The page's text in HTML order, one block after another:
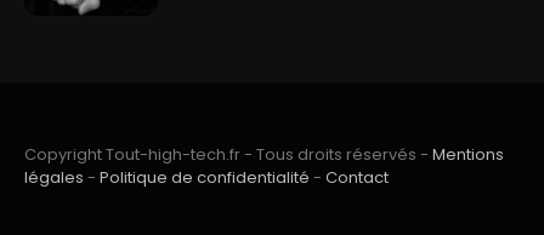
Copyright Tout-high-tech.fr - Tous droits réservés - Mentions
légales - Politique de confidentialité - Contact